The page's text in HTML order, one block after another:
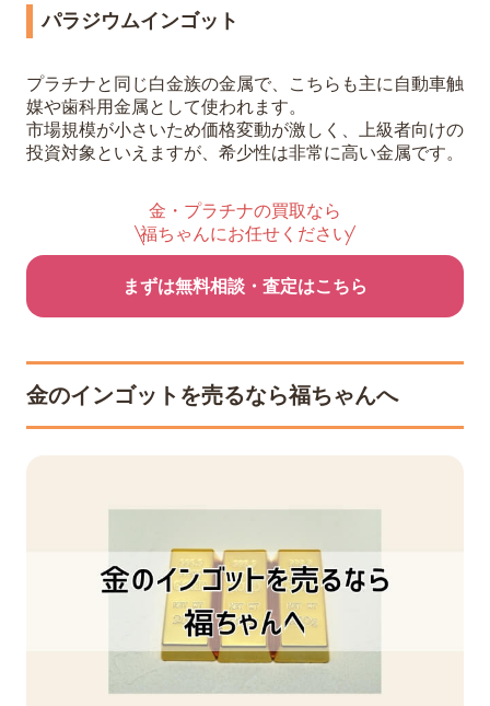
パラジウムインゴット
プラチナと同じ白金族の金属で、こちらも主に自動車触
媒や歯科用金属として使われます。
市場規模が小さいため価格変動が激しく、上級者向けの
投資対象といえますが、希少性は非常に高い金属です。
金・プラチナの買取なら
福ちゃんにお任せください
まずは無料相談・査定はこちら
金のインゴットを売るなら福ちゃんへ